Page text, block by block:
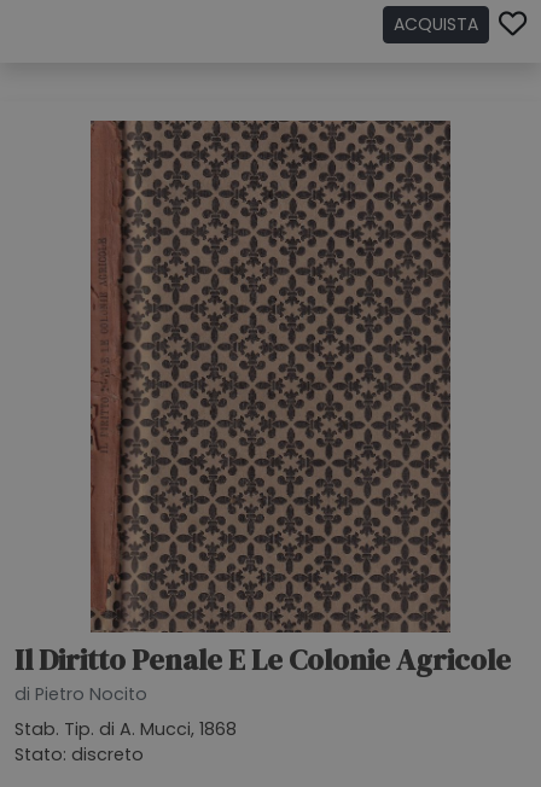
ACQUISTA
Il Diritto Penale E Le Colonie Agricole
di Pietro Nocito
Stab. Tip. di A. Mucci, 1868
Stato: discreto